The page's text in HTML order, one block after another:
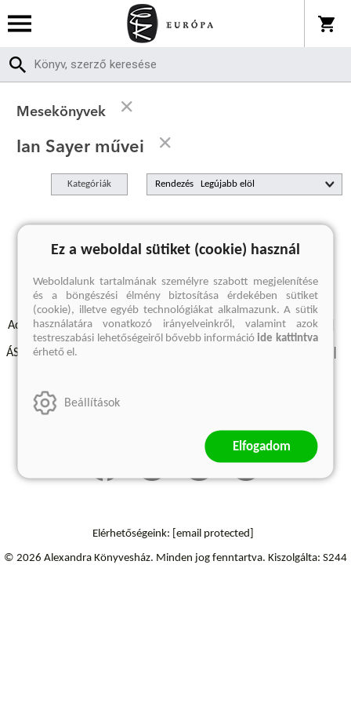
Mesekönyvek
Ian Sayer művei
Kategóriák Rendezés
A keresett kifejezésre nincs találat
Adatvédelmi szabályzatok Elállási felmondási nyilatkozat
ÁSZF - Vásárlási feltételek
Szállítási információk
Elérhetőségeink: [email protected]
© 2026 Alexandra Könyvesház. Minden jog fenntartva. Kiszolgálta: S244
Ez a weboldal sütiket (cookie) használ
Weboldalunk tartalmának személyre szabott megjelenítése
és a böngészési élmény biztosítása érdekében sütiket
(cookie), illetve egyéb technológiákat alkalmazunk. A sütik
használatára vonatkozó irányelveinkről, valamint azok
testreszabási lehetőségeiről bővebb információide kattintva
érhető el.
Beállítások
Elfogadom